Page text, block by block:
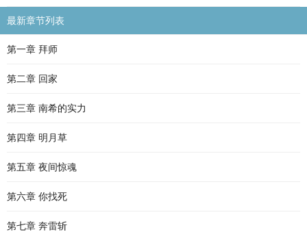
最新章节列表
第一章 拜师
第二章 回家
第三章 南希的实力
第四章 明月草
第五章 夜间惊魂
第六章 你找死
第七章 奔雷斩